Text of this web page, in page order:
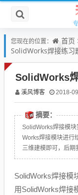
您现在的位置： 首页
SolidWorks焊接练习
SolidWorks
溪风博客 2018-
摘要：
SolidWorks焊接模
Works焊接模块进行
三维建模即可，后期
SolidWorks焊接模
用SolidWorks焊接